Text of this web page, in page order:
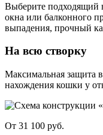
Выберите подходящий
окна или балконного
выпадения, прочный
На всю створку
Максимальная защита
нахождения кошки у
От 31 100 руб.